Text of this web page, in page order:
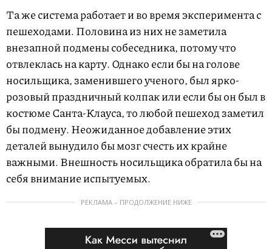
Та же система работает и во время эксперимента с
пешеходами. Половина из них не заметила
внезапной подмены собеседника, потому что
отвлеклась на карту. Однако если бы на голове
носильщика, заменившего ученого, был ярко-
розовый праздничный колпак или если бы он был в
костюме Санта-Клауса, то любой пешеход заметил
бы подмену. Неожиданное добавление этих
деталей вынудило бы мозг счесть их крайне
важными. Внешность носильщика обратила бы на
себя внимание испытуемых.
РЕКЛАМА – ПРОДОЛЖЕНИЕ НИЖЕ